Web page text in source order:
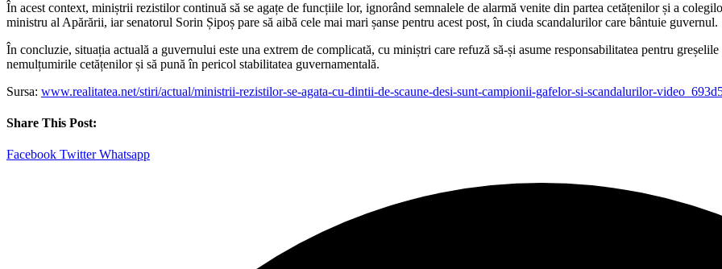
În acest context, miniștrii rezistilor continuă să se agațe de funcțiile lor, ignorând semnalele de alarmă venite din partea cetățenilor și a
ministru al Apărării, iar senatorul Sorin Șipoș pare să aibă cele mai mari șanse pentru acest post, în ciuda scandalurilor care bântuie guvernul.
În concluzie, situația actuală a guvernului este una extrem de complicată, cu miniștri care refuză să-și asume responsabilitatea pentru
nemulțumirile cetățenilor și să pună în pericol stabilitatea guvernamentală.
Sursa: www.realitatea.net/stiri/actual/ministrii-rezistilor-se-agata-cu-dintii-de-scaune-desi-sunt-campionii-gafelor-si-scandalurilor-
Share This Post:
Facebook Twitter Whatsapp